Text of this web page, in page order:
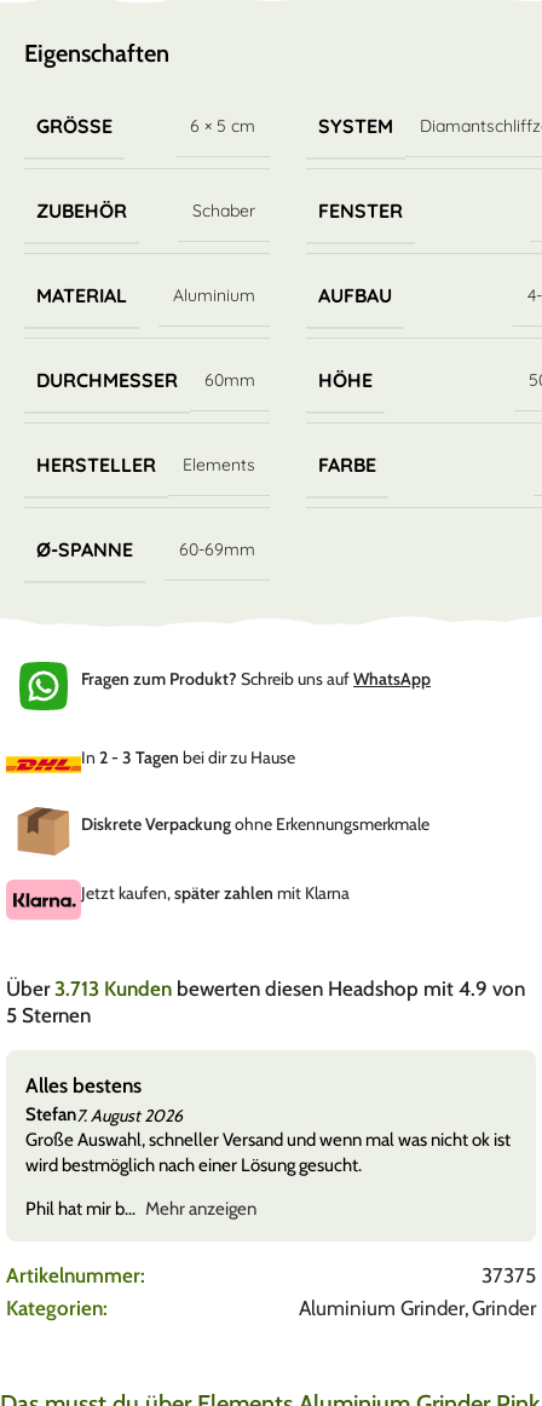
Eigenschaften
GRÖSSE 6 × 5 cm SYSTEM
ZUBEHÖR Schaber FENSTER
MATERIAL Aluminium AUFBAU
DURCHMESSER 60mm HÖHE
HERSTELLER Elements FARBE
Ø-SPANNE 60-69mm
Fragen zum Produkt? Schreib uns aufWhatsApp
In 2 - 3 Tagen bei dir zu Hause
Diskrete Verpackungohne Erkennungsmerkmale
Jetzt kaufen,später zahlen mit Klarna
Über3.713 Kunden bewerten diesen Headshop mit 4.9 von
5 Sternen
Alles bestens
Stefan7. August 2026
Große Auswahl, schneller Versand und wenn mal was nicht ok ist
wird bestmöglich nach einer Lösung gesucht.
Phil hat mir b
Mehr anzeigen
Artikelnummer:
37375
Kategorien:
Aluminium Grinder,Grinder